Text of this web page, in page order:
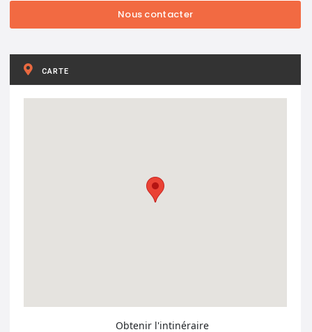
CARTE
Obtenir l'intinéraire